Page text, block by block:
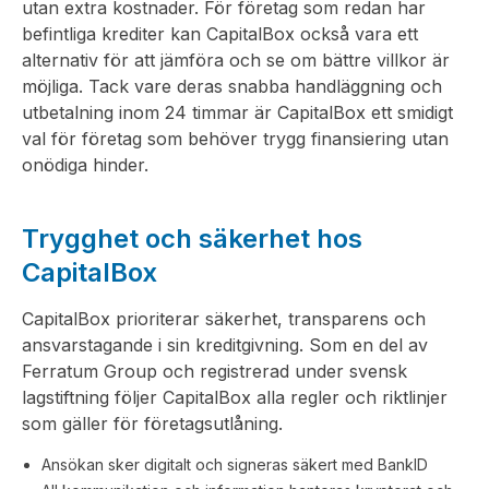
utan extra kostnader. För företag som redan har
befintliga krediter kan CapitalBox också vara ett
alternativ för att jämföra och se om bättre villkor är
möjliga. Tack vare deras snabba handläggning och
utbetalning inom 24 timmar är CapitalBox ett smidigt
val för företag som behöver trygg finansiering utan
onödiga hinder.
Trygghet och säkerhet hos
CapitalBox
CapitalBox prioriterar säkerhet, transparens och
ansvarstagande i sin kreditgivning. Som en del av
Ferratum Group och registrerad under svensk
lagstiftning följer CapitalBox alla regler och riktlinjer
som gäller för företagsutlåning.
Ansökan sker digitalt och signeras säkert med BankID